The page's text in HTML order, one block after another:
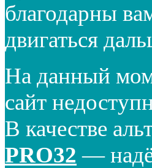
благодарны
двигаться
На данный
сайт
В качестве
PRO32 —